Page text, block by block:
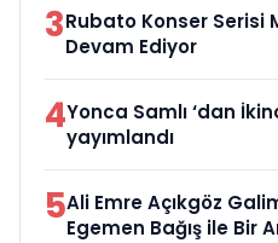
3Rubato Konser Serisi
Devam Ediyor
4Yonca Samlı ‘dan
yayımlandı
5Ali Emre Açıkgöz
Egemen Bağış ile Bir